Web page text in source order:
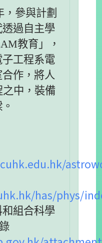
，參與計劃
透過自主學
教育」，
工程系電
作，將人
中，裝備
has/phys/
組合科學